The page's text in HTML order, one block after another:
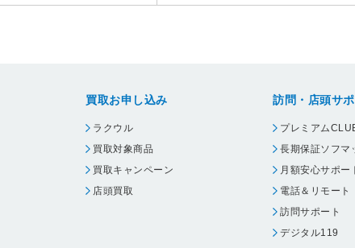
買取お申し込み
ラクウル
買取対象商品
買取キャンペーン
店頭買取
訪問・店頭サ
プレミアム
長期保証ソフマ
月額安心サポー
電話＆リモート
訪問サポート
デジタル119